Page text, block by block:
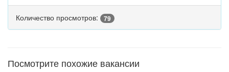
Количество просмотров: 79
Посмотрите похожие вакансии